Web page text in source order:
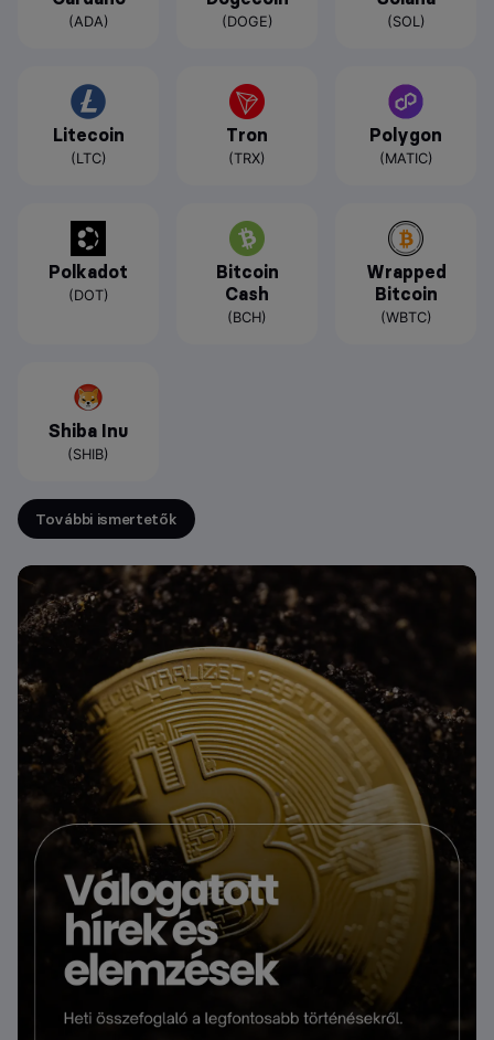
(ADA) (DOGE) (SOL)
Litecoin
(LTC)
Tron
(TRX)
Polygon
(MATIC)
Polkadot
(DOT)
Bitcoin
Cash
(BCH)
Wrapped
Bitcoin
(WBTC)
Shiba Inu
(SHIB)
További ismertetők